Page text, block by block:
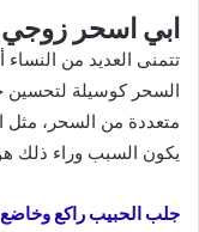
ابي اسحر زوجي
تتمنى العديد من
السحر كوسيلة لتحسين
متعددة من السحر، مثل
يكون السبب وراء ذلك
جلب الحبيب راكع وخاضع